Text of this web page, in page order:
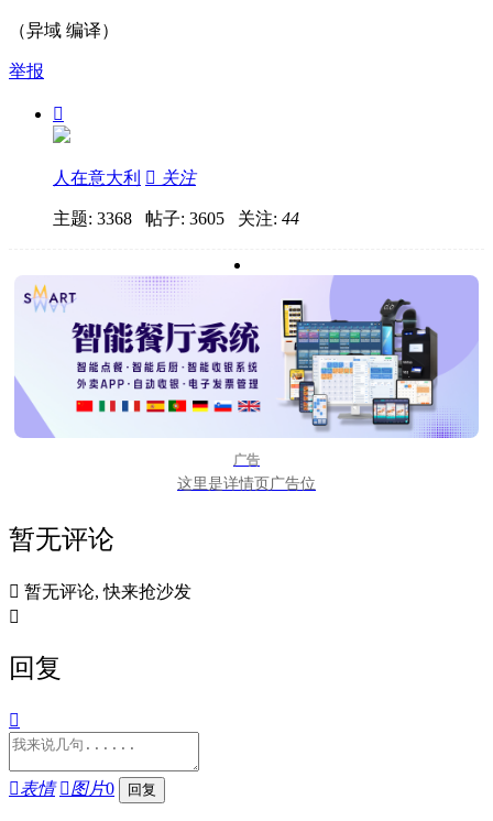
（异域 编译）
举报

人在意大利  关注
主题: 3368 帖子: 3605 关注: 44
广告
这里是详情页广告位
暂无评论
 暂无评论, 快来抢沙发

回复

表情 图片0